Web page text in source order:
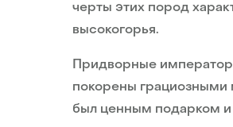
черты этих пород
высокогорья.
Придворные
покорены
был ценным подарком и